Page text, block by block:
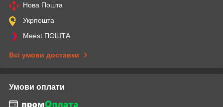
Нова Пошта
Укрпошта
Meest ПОШТА
Всі умови доставки
Умови оплати